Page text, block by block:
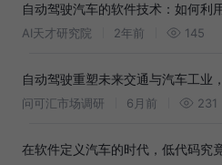
自动驾驶汽车的软件技术：如何利
的可靠性
AI天才研究院 2年前 145
自动驾驶重塑未来交通与汽车工业
场规模达2123亿元
问可汇市场调研 6月前 231
在软件定义汽车的时代，低代码究